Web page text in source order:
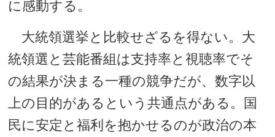
に感動する。
大統領選挙と比較せざるを得ない。大
統領選と芸能番組は支持率と視聴率でそ
の結果が決まる一種の競争だが、数字以
上の目的があるという共通点がある。国
民に安定と福利を抱かせるのが政治の本